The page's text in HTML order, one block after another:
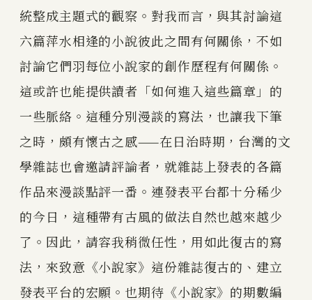
統整成主題式的觀察。對我而言，與其討論這
六篇萍水相逢的小說彼此之間有何關係，不如
討論它們羽每位小說家的創作歷程有何關係。
這或許也能提供讀者「如何進入這些篇章」的
一些脈絡。這種分別漫談的寫法，也讓我下筆
之時，頗有懷古之感——在日治時期，台灣的文
學雜誌也會邀請評論者，就雜誌上發表的各篇
作品來漫談點評一番。連發表平台都十分稀少
的今日，這種帶有古風的做法自然也越來越少
了。因此，請容我稍微任性，用如此復古的寫
法，來致意《小說家》這份雜誌復古的、建立
發表平台的宏願。也期待《小說家》的期數編